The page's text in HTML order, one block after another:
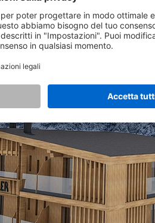
mostrare la soluzione progettuale